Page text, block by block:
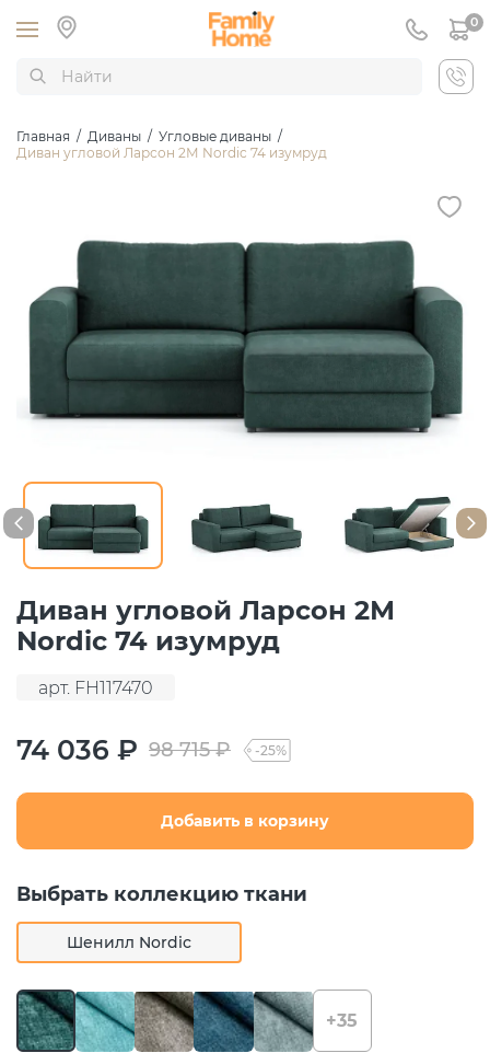
0
Главная / Диваны / Угловые диваны /
Диван угловой Ларсон 2М Nordic 74 изумруд
Диван угловой Ларсон 2М
Nordic 74 изумруд
арт. FH117470
74 036 ₽ 98 715 ₽ -25%
Добавить в корзину
Выбрать коллекцию ткани
Шенилл Nordic
+35